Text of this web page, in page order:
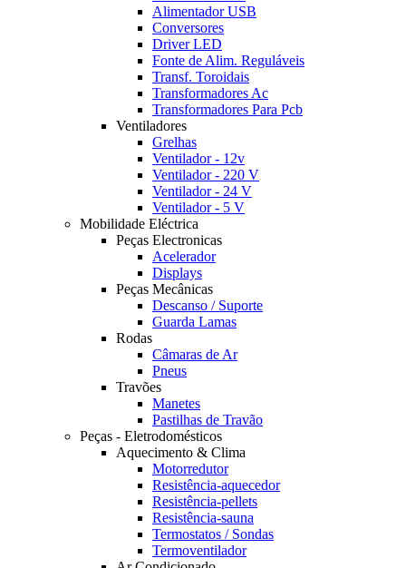
Alimentador USB
Conversores
Driver LED
Fonte de Alim. Reguláveis
Transf. Toroidais
Transformadores Ac
Transformadores Para Pcb
Ventiladores
Grelhas
Ventilador - 12v
Ventilador - 220 V
Ventilador - 24 V
Ventilador - 5 V
Mobilidade Eléctrica
Peças Electronicas
Acelerador
Displays
Peças Mecânicas
Descanso / Suporte
Guarda Lamas
Rodas
Câmaras de Ar
Pneus
Travões
Manetes
Pastilhas de Travão
Peças - Eletrodomésticos
Aquecimento & Clima
Motorredutor
Resistência-aquecedor
Resistência-pellets
Resistência-sauna
Termostatos / Sondas
Termoventilador